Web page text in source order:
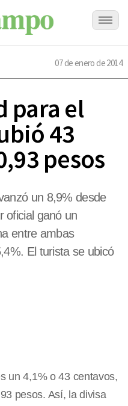
07 de enero de 2014
para el
43
pesos
un 8,9% desde
oficial ganó un
entre ambas
El turista se ubicó
un 4,1% o 43 centavos,
pesos. Así, la divisa